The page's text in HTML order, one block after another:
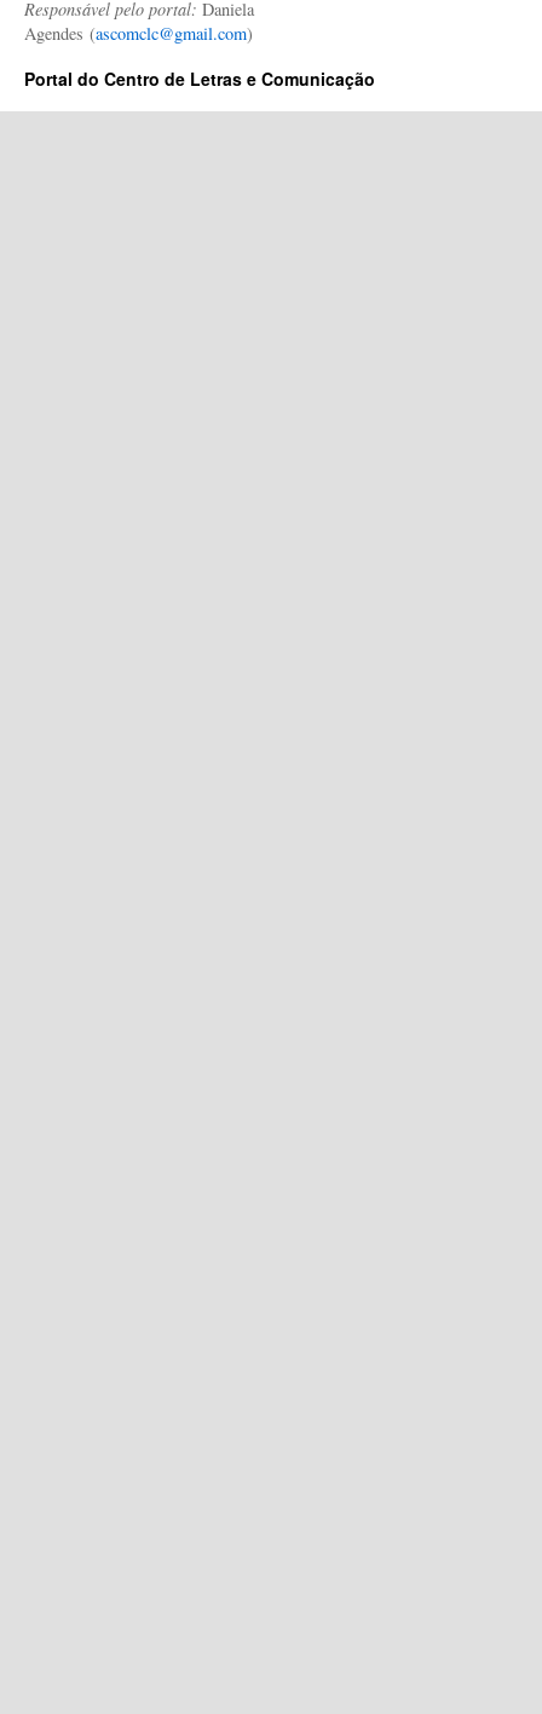
Responsável pelo portal: Daniela
Agendes (ascomclc@gmail.com)
Portal do Centro de Letras e Comunicação